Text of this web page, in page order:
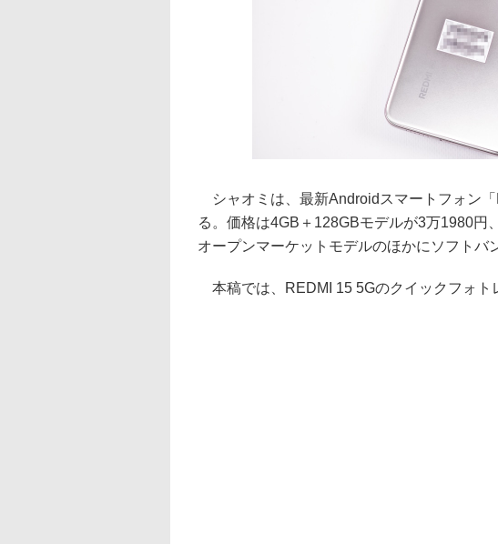
シャオミは、最新Androidスマートフォン
る。価格は4GB＋128GBモデルが3万1980円
オープンマーケットモデルのほかにソフトバ
本稿では、REDMI 15 5Gのクイックフォト